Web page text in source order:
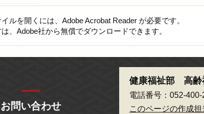
ルを開くには、Adobe Acrobat Reader が必要です。
、Adobe社から無償でダウンロードできます。
お問い合わせ
健康福祉部 高齢
電話番号：052-400-
このページの作成